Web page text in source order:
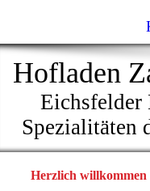
Hofladen
Eichsfelder
Spezialitäten
Herzlich willkommen